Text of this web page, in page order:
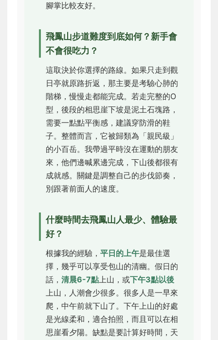
腳掌比較友好。
飛鳳山步道難度到底如何？新手會
不會很吃力？
這取決於你選擇的路線。如果只走到觀
日亭就原路折返，那主要是考驗心肺的
階梯，慢慢走都能完成。若走完整的O
型，後段的相思崖下坡是泥土石塊路，
需要一點點平衡感，建議穿防滑的鞋
子。整體而言，它被歸類為「親民級」
的小百岳。我帶過平時沒在運動的朋友
來，他們邊喊累邊完成，下山後都很有
成就感。關鍵是調整自己的步伐節奏，
別跟著前面人的速度。
什麼時間去飛鳳山人最少、體驗最
好？
根據我的經驗， 平日的上午是最佳選
擇，幾乎可以享受包山的清幽。假日的
話， 清晨6-7點上山，或下午3點以後
上山，人潮會少很多。很多人是一早來
爬，中午前就下山了。下午上山的好處
是光線柔和，適合拍照，而且可以在相
思崖看夕陽。缺點是要計算好時間，天